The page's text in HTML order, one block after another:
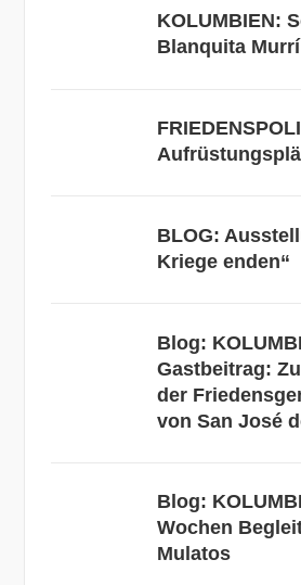
KOLUMBIEN:
Blanquita Murrí
BLOG:
Kriege enden“
Blog:
Gastbeitrag:
der
von San José
Blog:
Wochen
Mulatos